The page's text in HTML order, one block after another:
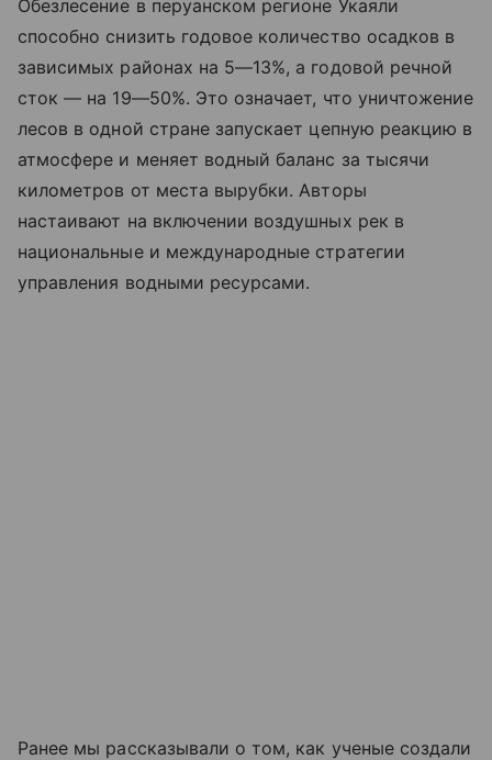
Обезлесение в перуанском регионе Укаяли
способно снизить годовое количество осадков в
зависимых районах на 5—13%, а годовой речной
сток — на 19—50%. Это означает, что уничтожение
лесов в одной стране запускает цепную реакцию в
атмосфере и меняет водный баланс за тысячи
километров от места вырубки. Авторы
настаивают на включении воздушных рек в
национальные и международные стратегии
управления водными ресурсами.
Ранее мы рассказывали о том, как ученые создали